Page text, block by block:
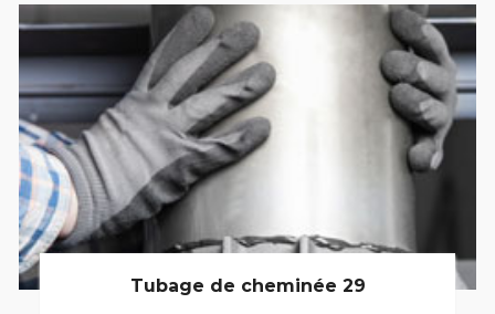
Tubage de cheminée 29